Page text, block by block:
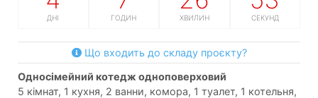
ДНІ ГОДИН ХВИЛИН СЕКУНД
Що входить до складу проєкту?
односімейний котедж одноповерховий
5 кімнат, 1 кухня, 2 ванни, комора, 1 туалет, 1 котельня,